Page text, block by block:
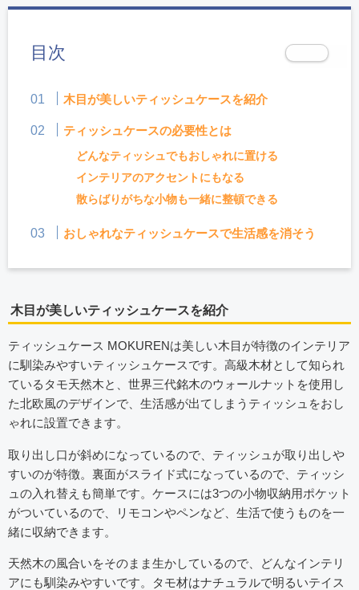
目次
木目が美しいティッシュケースを紹介
ティッシュケースの必要性とは
どんなティッシュでもおしゃれに置ける
インテリアのアクセントにもなる
散らばりがちな小物も一緒に整頓できる
おしゃれなティッシュケースで生活感を消そう
木目が美しいティッシュケースを紹介
ティッシュケース MOKURENは美しい木目が特徴のインテリア
に馴染みやすいティッシュケースです。高級木材として知られ
ているタモ天然木と、世界三代銘木のウォールナットを使用し
た北欧風のデザインで、生活感が出てしまうティッシュをおし
ゃれに設置できます。
取り出し口が斜めになっているので、ティッシュが取り出しや
すいのが特徴。裏面がスライド式になっているので、ティッシ
ュの入れ替えも簡単です。ケースには3つの小物収納用ポケット
がついているので、リモコンやペンなど、生活で使うものを一
緒に収納できます。
天然木の風合いをそのまま生かしているので、どんなインテリ
アにも馴染みやすいです。タモ材はナチュラルで明るいテイス